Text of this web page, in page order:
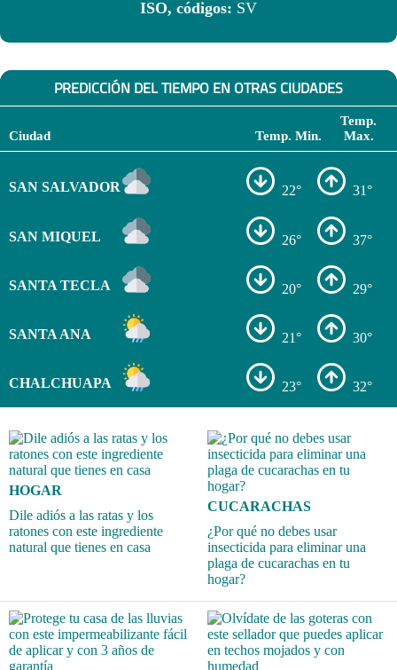
ISO, códigos: SV
PREDICCIÓN DEL TIEMPO EN OTRAS CIUDADES
Ciudad Temp. Min.
Temp.
Max.
SAN SALVADOR 22° 31°
SAN MIQUEL 26° 37°
SANTA TECLA 20° 29°
SANTA ANA 21° 30°
CHALCHUAPA 23° 32°
HOGAR
Dile adiós a las ratas y los
ratones con este ingrediente
natural que tienes en casa
CUCARACHAS
¿Por qué no debes usar
insecticida para eliminar una
plaga de cucarachas en tu
hogar?